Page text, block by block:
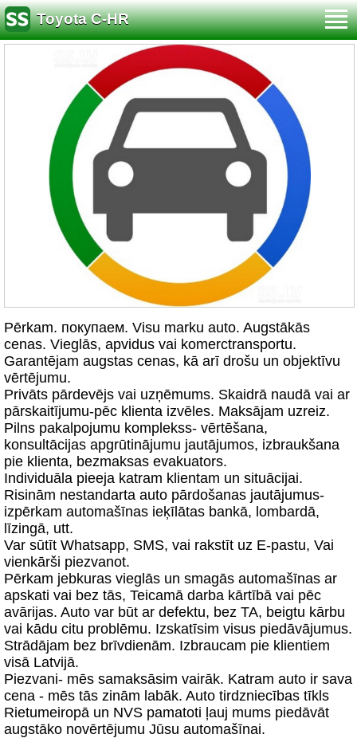
Toyota C-HR
Pērkam. покупаем. Visu marku auto. Augstākās
cenas. Vieglās, apvidus vai komerctransportu.
Garantējam augstas cenas, kā arī drošu un objektīvu
vērtējumu.
Privāts pārdevējs vai uzņēmums. Skaidrā naudā vai ar
pārskaitījumu-pēc klienta izvēles. Maksājam uzreiz.
Pilns pakalpojumu komplekss- vērtēšana,
konsultācijas apgrūtinājumu jautājumos, izbraukšana
pie klienta, bezmaksas evakuators.
Individuāla pieeja katram klientam un situācijai.
Risinām nestandarta auto pārdošanas jautājumus-
izpērkam automašīnas ieķīlātas bankā, lombardā,
līzingā, utt.
Var sūtīt Whatsapp, SMS, vai rakstīt uz E-pastu, Vai
vienkārši piezvanot.
Pērkam jebkuras vieglās un smagās automašīnas ar
apskati vai bez tās, Teicamā darba kārtībā vai pēc
avārijas. Auto var būt ar defektu, bez TA, beigtu kārbu
vai kādu citu problēmu. Izskatīsim visus piedāvājumus.
Strādājam bez brīvdienām. Izbraucam pie klientiem
visā Latvijā.
Piezvani- mēs samaksāsim vairāk. Katram auto ir sava
cena - mēs tās zinām labāk. Auto tirdzniecības tīkls
Rietumeiropā un NVS pamatoti ļauj mums piedāvāt
augstāko novērtējumu Jūsu automašīnai.